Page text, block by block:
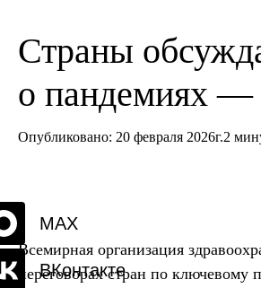
Страны
о пандемиях
Опубликовано: 20 февраля 2026г.2
MAX
ВКонтакте
Всемирная организация
переговорах стран по